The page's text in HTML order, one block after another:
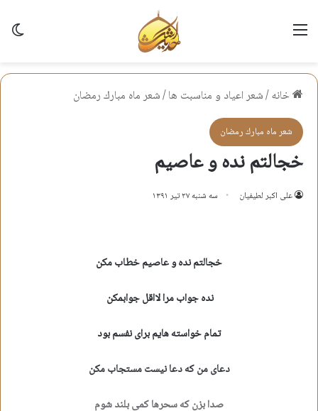
منو
خانه/شعر اعياد و مناسبت ها/شعر ماه مبارك رمضان
شعر ماه مبارك رمضان
خجالتم نده و عاصیم
علی اکبر لطیفیان سه شنبه ۲۷ تیر ۱۳۹۱
خجالتم نده و عاصیم خطاب مکن
نده جواب مرا لااقل جوابمکن
تمام خواسته هایم برای نفسم بود
دعای من که دعا نیست مستجاب مکن
صدا بزن که سحرها کمی بلند شوم